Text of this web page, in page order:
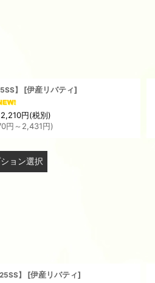
】 [伊産リバティ]
2,210円(税別)
円 ～2,431円)
ョン選択
】 [伊産リバティ]